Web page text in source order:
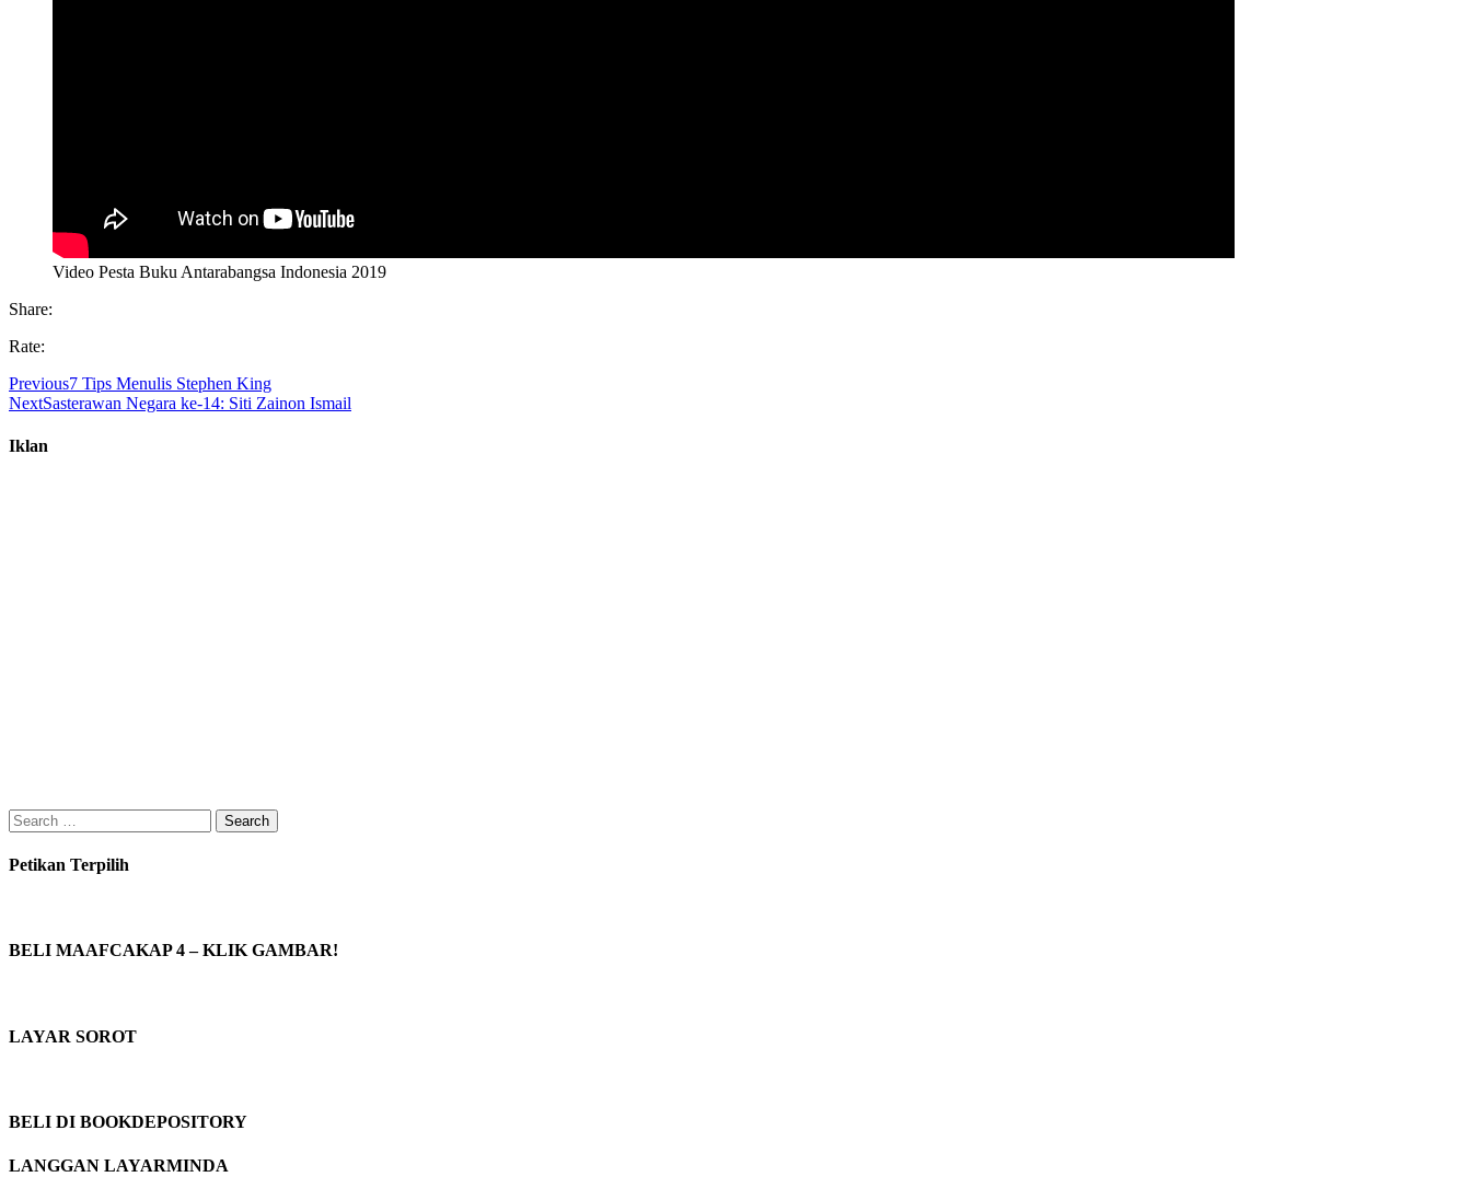
Video Pesta Buku Antarabangsa Indonesia 2019
Share:
Rate:
Previous7 Tips Menulis Stephen King
NextSasterawan Negara ke-14: Siti Zainon Ismail
Iklan
Search
for:
Petikan Terpilih
BELI MAAFCAKAP 4 – KLIK GAMBAR!
LAYAR SOROT
BELI DI BOOKDEPOSITORY
LANGGAN LAYARMINDA